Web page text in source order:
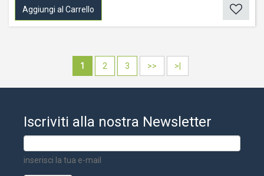
Aggiungi al Carrello
1 2 3 >> >|
Iscriviti alla nostra Newsletter
inserisci la tua e-mail